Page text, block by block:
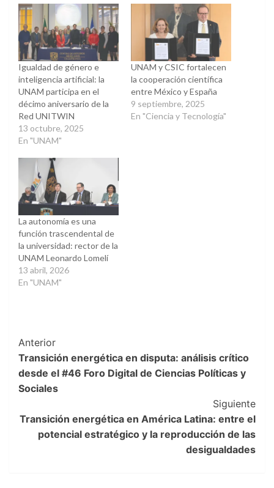
una
ventana
nueva)
una
ventana
nueva)
Igualdad de género e
inteligencia artificial: la
UNAM participa en el
décimo aniversario de la
Red UNITWIN
13 octubre, 2025
En "UNAM"
UNAM y CSIC fortalecen
la cooperación científica
entre México y España
9 septiembre, 2025
En "Ciencia y Tecnología"
La autonomía es una
función trascendental de
la universidad: rector de la
UNAM Leonardo Lomelí
13 abril, 2026
En "UNAM"
Post
Navigation
Anterior
Transición energética en disputa: análisis crítico
desde el #46 Foro Digital de Ciencias Políticas y
Sociales
Siguiente
Transición energética en América Latina: entre el
potencial estratégico y la reproducción de las
desigualdades